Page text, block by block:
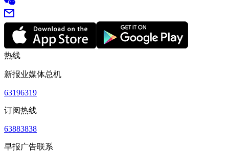
热线
新报业媒体总机
63196319
订阅热线
63883838
早报广告联系